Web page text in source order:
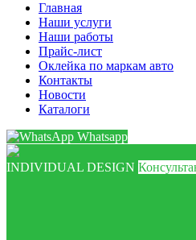
Главная
Наши услуги
Наши работы
Прайс-лист
Оклейка по маркам авто
Контакты
Новости
Каталоги
Whatsapp
INDIVIDUAL DESIGN